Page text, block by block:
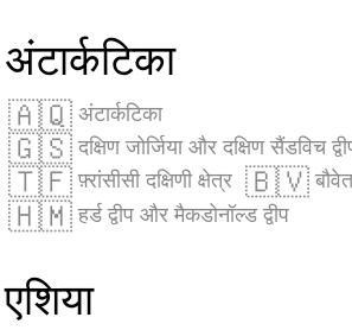
अंटार्कटिका
🇦🇶 अंटार्कटिका
🇬🇸 दक्षिण जोर्जिया और दक्षिण सैंडविच
🇹🇫 फ़्रांसीसी दक्षिणी क्षेत्र 🇧🇻
🇭🇲 हर्ड द्वीप और मैकडोनॉल्ड द्वीप
एशिया